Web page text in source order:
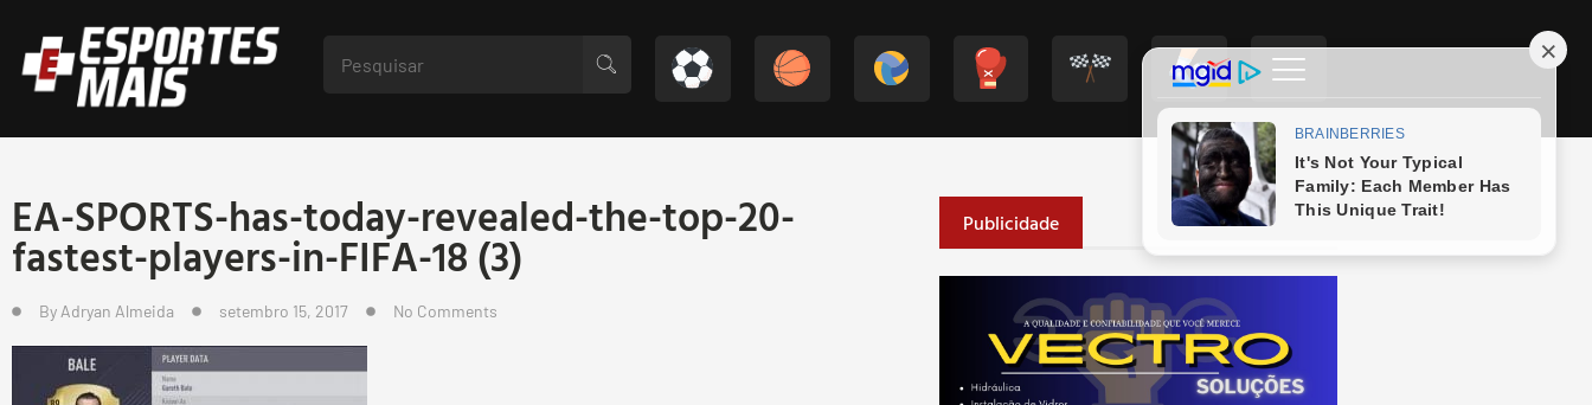
EA-SPORTS-has-today-revealed-the-top-20-
fastest-players-in-FIFA-18 (3)
ByAdryan Almeida setembro 15, 2017 No Comments
Publicidade